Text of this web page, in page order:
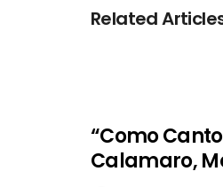
Related
“Como
Calamaro,